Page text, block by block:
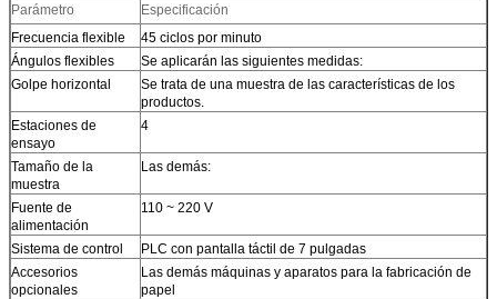
Parámetro
Especificación
Frecuencia flexible
45 ciclos por minuto
Ángulos flexibles
Se aplicarán las siguientes medidas:
Golpe horizontal
Se trata de una muestra de las características de los
productos.
Estaciones de
ensayo
4
Tamaño de la
muestra
Las demás:
Fuente de
alimentación
110 ~ 220 V
Sistema de control
PLC con pantalla táctil de 7 pulgadas
Accesorios
opcionales
Las demás máquinas y aparatos para la fabricación de
papel